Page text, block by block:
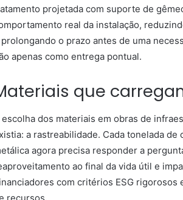
projetada com suporte de
real da instalação,
o prazo antes de uma
apenas como entrega pontual.
que
escolha dos materiais em obras de
a rastreabilidade. Cada tonelada
agora precisa responder a
ao final da vida útil e
com critérios ESG rigorosos